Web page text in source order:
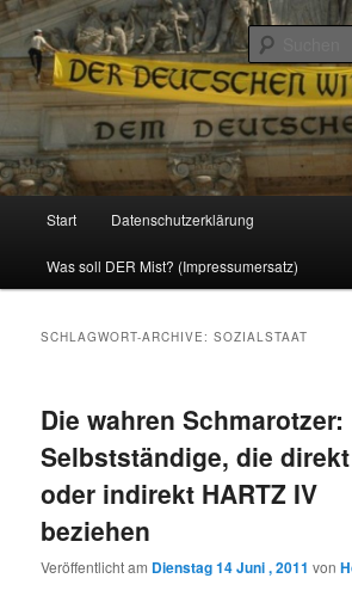
Reizzentrum
Politik, Wirtschaft, Soziales und Gesellschaft
Zum
Inhalt
Zum
sekundären
Start Datenschutzerklärung
Was soll DER Mist? (Impressumersatz)
SCHLAGWORT-ARCHIVE:SOZIALSTAAT
Die wahren Schmarotzer:
Selbstständige, die direkt
oder indirekt HARTZ IV
beziehen
Veröffentlicht am Dienstag 14 Juni , 2011 von